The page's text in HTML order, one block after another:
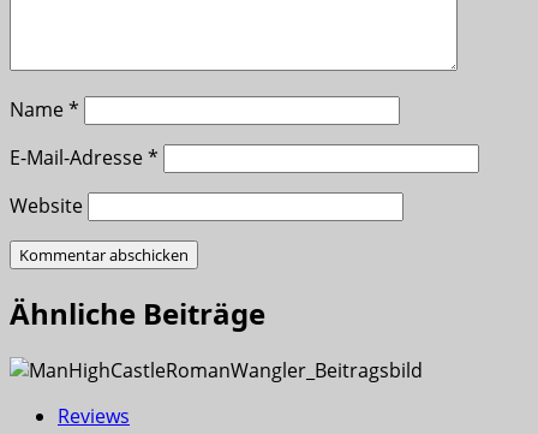
Name*
E-Mail-Adresse*
Website
Ähnliche Beiträge
Reviews